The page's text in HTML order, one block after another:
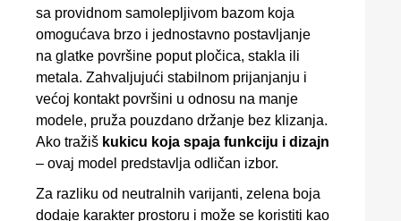
sa providnom samolepljivom bazom koja
omogućava brzo i jednostavno postavljanje
na glatke površine poput pločica, stakla ili
metala. Zahvaljujući stabilnom prijanjanju i
većoj kontakt površini u odnosu na manje
modele, pruža pouzdano držanje bez klizanja.
Ako tražiš kukicu koja spaja funkciju i dizajn
– ovaj model predstavlja odličan izbor.
Za razliku od neutralnih varijanti, zelena boja
dodaje karakter prostoru i može se koristiti kao